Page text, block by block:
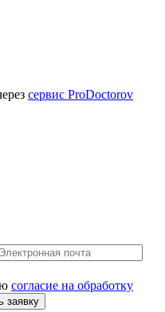
сервис ProDoctorov
согласие на обработку
заявку